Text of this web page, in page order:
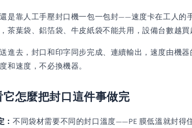
是靠人工手壓封口機一包一包封——速度卡在工人
茶葉袋、鋁箔袋、牛皮紙袋不能共用，設備台數越買
進去，封口和印字同步完成、連續輸出，速度由機
和速度，不必換機器。
怎麼把封口這件事做完
： 不同袋材需要不同的封口溫度——PE 膜低溫就封得